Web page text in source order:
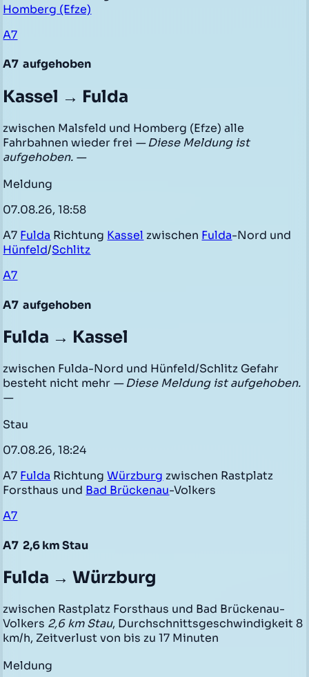
Homberg (Efze)
A7
A7 aufgehoben
Kassel → Fulda
zwischen Malsfeld und Homberg (Efze) alle
Fahrbahnen wieder frei — Diese Meldung ist
aufgehoben. —
Meldung
07.08.26, 18:58
A7 Fulda Richtung Kassel zwischen Fulda-Nord und
Hünfeld/Schlitz
A7
A7 aufgehoben
Fulda → Kassel
zwischen Fulda-Nord und Hünfeld/Schlitz Gefahr
besteht nicht mehr — Diese Meldung ist aufgehoben.
—
Stau
07.08.26, 18:24
A7 Fulda RichtungWürzburg zwischen Rastplatz
Forsthaus und Bad Brückenau-Volkers
A7
A7 2,6 km Stau
Fulda → Würzburg
zwischen Rastplatz Forsthaus und Bad Brückenau-
Volkers 2,6 km Stau, Durchschnittsgeschwindigkeit 8
km/h, Zeitverlust von bis zu 17 Minuten
Meldung